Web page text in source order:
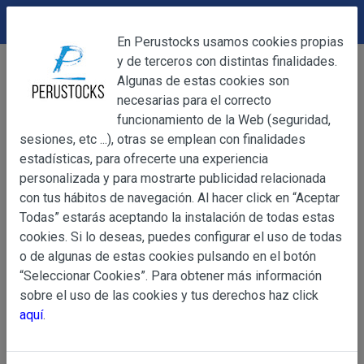
Otros Otros Cilindro Ahumador Universal
OBJETO
Información
Básica
sobre
de Datos
OBJETO
Las presentes Condiciones Generales regulan la
web www.perustocks.es, del que es titular ALBERT
YACARINE (en adelante, PERUSTOCKS).
La adquisición de cualesquiera de los productos
DEVOLUCIONES
En Perustocks usamos cookies propias
y de terceros con distintas finalidades.
Algunas de estas cookies son
necesarias para el correcto
funcionamiento de la Web (seguridad,
sesiones, etc ...), otras se emplean con finalidades
estadísticas, para ofrecerte una experiencia
personalizada y para mostrarte publicidad relacionada
con tus hábitos de navegación. Al hacer click en “Aceptar
Todas” estarás aceptando la instalación de todas estas
cookies. Si lo deseas, puedes configurar el uso de todas
o de algunas de estas cookies pulsando en el botón
“Seleccionar Cookies”. Para obtener más información
sobre el uso de las cookies y tus derechos haz click
aquí.